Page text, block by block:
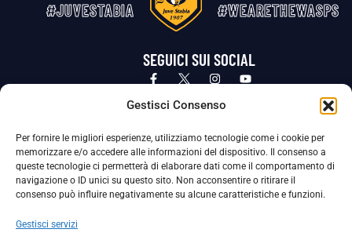
Gestisci Consenso
Per fornire le migliori esperienze, utilizziamo tecnologie come i cookie per
memorizzare e/o accedere alle informazioni del dispositivo. Il consenso a
queste tecnologie ci permetterà di elaborare dati come il comportamento di
navigazione o ID unici su questo sito. Non acconsentire o ritirare il
consenso può influire negativamente su alcune caratteristiche e funzioni.
Gestisci servizi
#JUVESTABIA #WEARETHEWASPS
SEGUICI SUI SOCIAL
Privacy Policy Cookie Policy
La Società ha nominato il Responsabile della Protezione dei Dati Personali (DPO), figura specializzata che vigila sulle modalità
adottate dalla nostra Società per tutelare i Suoi dati personali.
Per contattare il DPO può scrivere a